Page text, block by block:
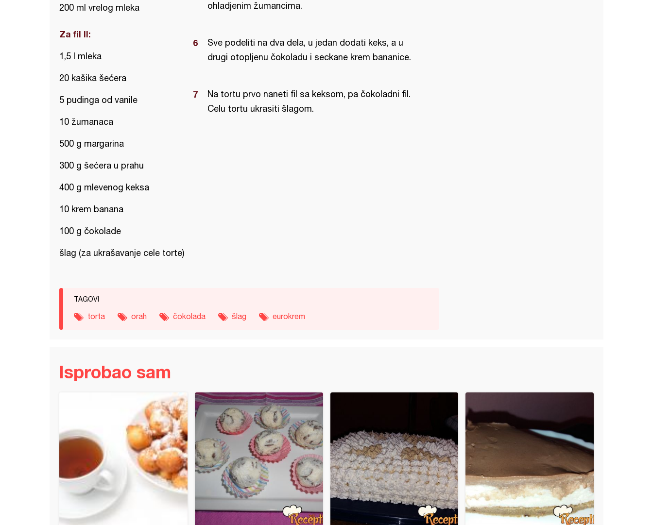
200 ml vrelog mleka
Za fil II:
1,5 l mleka
20 kašika šećera
5 pudinga od vanile
10 žumanaca
500 g margarina
300 g šećera u prahu
400 g mlevenog keksa
10 krem banana
100 g čokolade
šlag (za ukrašavanje cele torte)
ohladjenim žumancima.
Sve podeliti na dva dela, u jedan dodati keks, a u
drugi otopljenu čokoladu i seckane krem bananice.
Na tortu prvo naneti fil sa keksom, pa čokoladni fil.
Celu tortu ukrasiti šlagom.
TAGOVI
torta orah čokolada šlag eurokrem
Isprobao sam